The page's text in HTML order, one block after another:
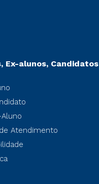
Ex-alunos, Candidatos
Atendimento